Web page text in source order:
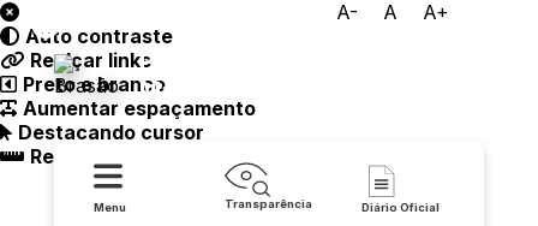
A- A A+
Prefeitura Municipal de
Macaúbas
Menu Transparência Diário Oficial
Auto contraste
Realçar links
Preto e branco
Aumentar espaçamento
Destacando cursor
Regua guia